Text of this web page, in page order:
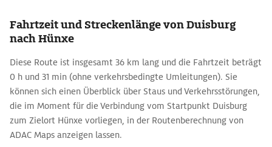
Fahrtzeit und Streckenlänge von Duisburg
nach Hünxe
Diese Route ist insgesamt 36 km lang und die Fahrtzeit beträgt
0 h und 31 min (ohne verkehrsbedingte Umleitungen). Sie
können sich einen Überblick über Staus und Verkehrsstörungen,
die im Moment für die Verbindung vom Startpunkt Duisburg
zum Zielort Hünxe vorliegen, in der Routenberechnung von
ADAC Maps anzeigen lassen.